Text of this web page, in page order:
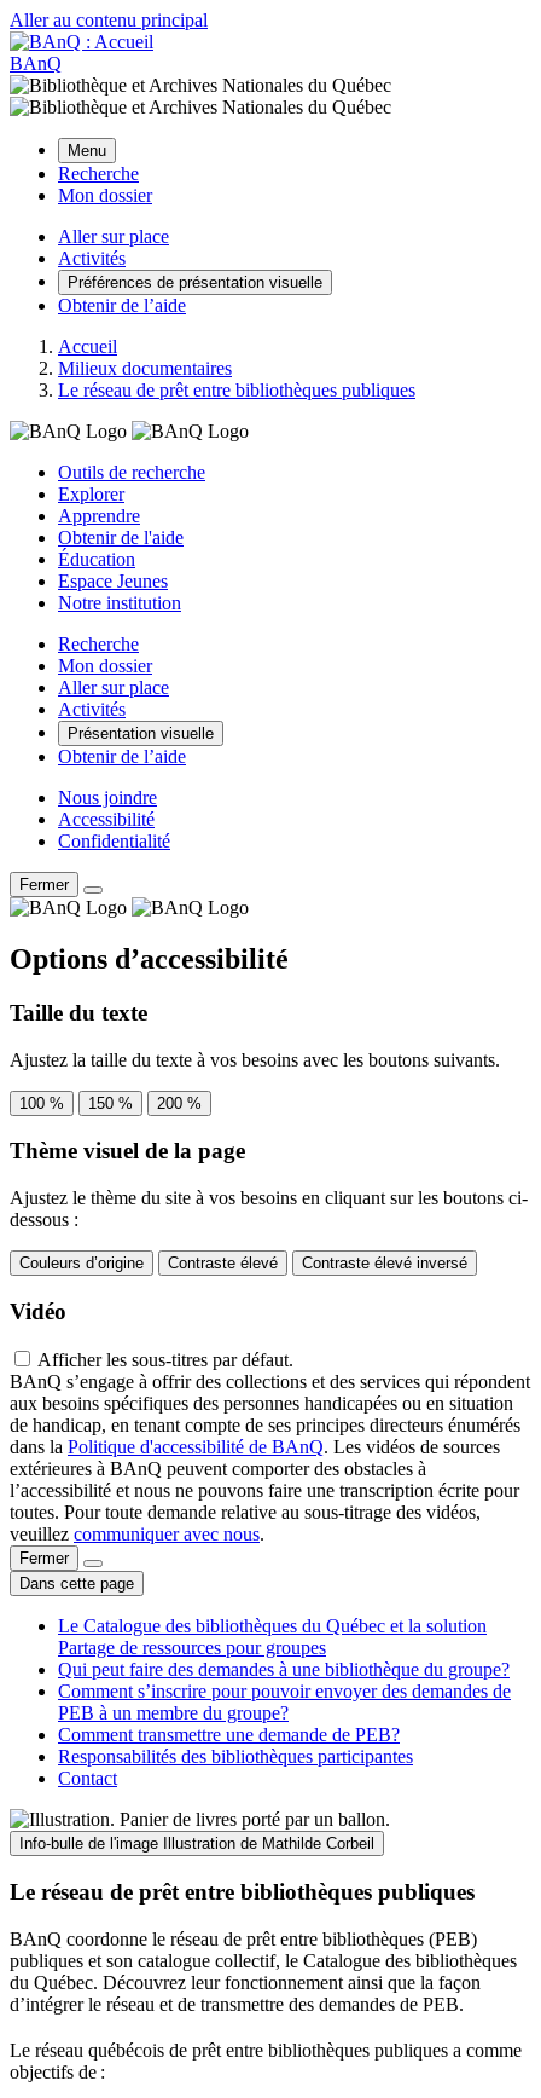
Aller au contenu principal
BAnQ
Menu
Recherche
Mon dossier
Aller sur place
Activités
Préférences de présentation visuelle
Obtenir de l’aide
Accueil
Milieux documentaires
Le réseau de prêt entre bibliothèques publiques
Outils de recherche
Explorer
Apprendre
Obtenir de l'aide
Éducation
Espace Jeunes
Notre institution
Recherche
Mon dossier
Aller sur place
Activités
Présentation visuelle
Obtenir de l’aide
Nous joindre
Accessibilité
Confidentialité
Fermer
Options d’accessibilité
Taille du texte
Ajustez la taille du texte à vos besoins avec les boutons suivants.
100 % 150 % 200 %
Thème visuel de la page
Ajustez le thème du site à vos besoins en cliquant sur les boutons ci-
dessous :
Couleurs d’origine Contraste élevé Contraste élevé inversé
Vidéo
Afficher les sous-titres par défaut.
BAnQ s’engage à offrir des collections et des services qui répondent
aux besoins spécifiques des personnes handicapées ou en situation
de handicap, en tenant compte de ses principes directeurs énumérés
dans la Politique d'accessibilité de BAnQ. Les vidéos de sources
extérieures à BAnQ peuvent comporter des obstacles à
l’accessibilité et nous ne pouvons faire une transcription écrite pour
toutes. Pour toute demande relative au sous-titrage des vidéos,
veuillez communiquer avec nous.
Fermer
Dans cette page
Le Catalogue des bibliothèques du Québec et la solution
Partage de ressources pour groupes
Qui peut faire des demandes à une bibliothèque du groupe?
Comment s’inscrire pour pouvoir envoyer des demandes de
PEB à un membre du groupe?
Comment transmettre une demande de PEB?
Responsabilités des bibliothèques participantes
Contact
Info-bulle de l'image Illustration de Mathilde Corbeil
Le réseau de prêt entre bibliothèques publiques
BAnQ coordonne le réseau de prêt entre bibliothèques (PEB)
publiques et son catalogue collectif, le Catalogue des bibliothèques
du Québec. Découvrez leur fonctionnement ainsi que la façon
d’intégrer le réseau et de transmettre des demandes de PEB.
Le réseau québécois de prêt entre bibliothèques publiques a comme
objectifs de :